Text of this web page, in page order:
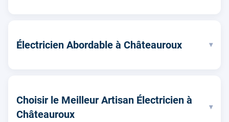
Électricien Abordable à Châteauroux ▾
Choisir le Meilleur Artisan Électricien à
Châteauroux
▾